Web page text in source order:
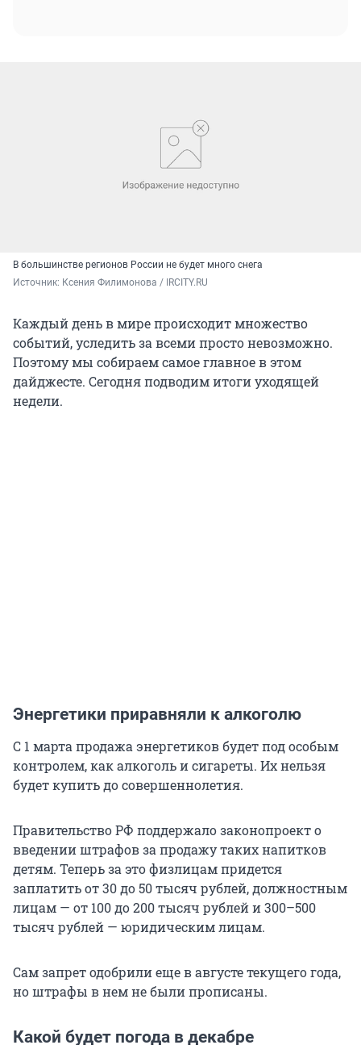
В большинстве регионов России не будет много снега
Источник: Ксения Филимонова / IRCITY.RU
Каждый день в мире происходит множество
событий, уследить за всеми просто невозможно.
Поэтому мы собираем самое главное в этом
дайджесте. Сегодня подводим итоги уходящей
недели.
Энергетики приравняли к алкоголю
С 1 марта продажа энергетиков будет под особым
контролем, как алкоголь и сигареты. Их нельзя
будет купить до совершеннолетия.
Правительство РФ поддержало законопроект о
введении штрафов за продажу таких напитков
детям. Теперь за это физлицам придется
заплатить от 30 до 50 тысяч рублей, должностным
лицам — от 100 до 200 тысяч рублей и 300–500
тысяч рублей — юридическим лицам.
Сам запрет одобрили еще в августе текущего года,
но штрафы в нем не были прописаны.
Какой будет погода в декабре